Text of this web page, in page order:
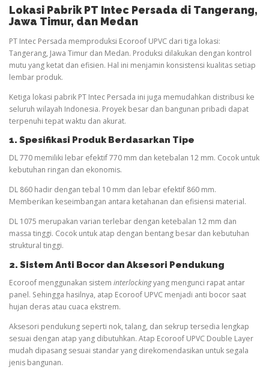
Lokasi Pabrik PT Intec Persada di Tangerang,
Jawa Timur, dan Medan
PT Intec Persada memproduksi Ecoroof UPVC dari tiga lokasi:
Tangerang, Jawa Timur dan Medan. Produksi dilakukan dengan kontrol
mutu yang ketat dan efisien. Hal ini menjamin konsistensi kualitas setiap
lembar produk.
Ketiga lokasi pabrik PT Intec Persada ini juga memudahkan distribusi ke
seluruh wilayah Indonesia. Proyek besar dan bangunan pribadi dapat
terpenuhi tepat waktu dan akurat.
1. Spesifikasi Produk Berdasarkan Tipe
DL 770 memiliki lebar efektif 770 mm dan ketebalan 12 mm. Cocok untuk
kebutuhan ringan dan ekonomis.
DL 860 hadir dengan tebal 10 mm dan lebar efektif 860 mm.
Memberikan keseimbangan antara ketahanan dan efisiensi material.
DL 1075 merupakan varian terlebar dengan ketebalan 12 mm dan
massa tinggi. Cocok untuk atap dengan bentang besar dan kebutuhan
struktural tinggi.
2. Sistem Anti Bocor dan Aksesori Pendukung
Ecoroof menggunakan sistem interlockingyang mengunci rapat antar
panel. Sehingga hasilnya, atap Ecoroof UPVC menjadi anti bocor saat
hujan deras atau cuaca ekstrem.
Aksesori pendukung seperti nok, talang, dan sekrup tersedia lengkap
sesuai dengan atap yang dibutuhkan. Atap Ecoroof UPVC Double Layer
mudah dipasang sesuai standar yang direkomendasikan untuk segala
jenis bangunan.